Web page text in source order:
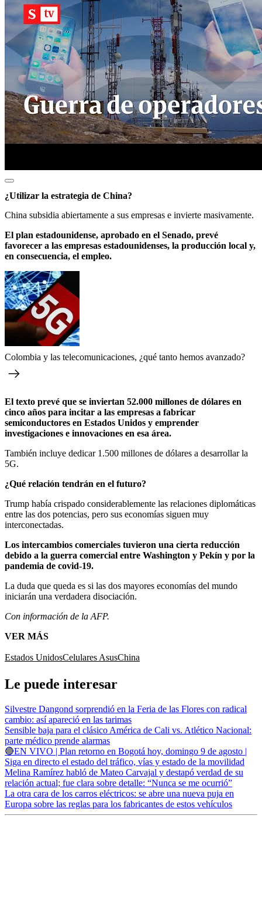
¿Utilizar la estrategia de China?
China subsidia abiertamente a sus empresas e invierte masivamente.
El plan estadounidense, aprobado en el Senado, prevé
favorecer a las empresas estadounidenses, la producción local y,
en consecuencia, el empleo.
Colombia y las telecomunicaciones, ¿qué tanto hemos avanzado?
El texto prevé que se inviertan 52.000 millones de dólares en
cinco años para incitar a las empresas a fabricar
semiconductores en Estados Unidos y emprender
investigaciones e innovaciones en esa área.
También incluye dedicar 1.500 millones de dólares a desarrollar la
5G.
¿Qué relación tendrán en el futuro?
Trump había crispado considerablemente las relaciones diplomáticas
entre las dos potencias, pero sus economías siguen muy
interconectadas.
Los intercambios comerciales tuvieron una cierta reducción
debido a la guerra comercial entre Washington y Pekín y por la
pandemia de covid-19.
La duda que queda es si las dos mayores economías del mundo
iniciarán una verdadera disociación.
Con información de la AFP.
VER MÁS
Estados UnidosCelulares AsusChina
Le puede interesar
Silvestre Dangond sorprendió en la Feria de las Flores con radical
cambio: así apareció en las tarimas
Sensible baja para el clásico América de Cali vs. Atlético Nacional:
parte médico prende alarmas
🔴EN VIVO | Plan retorno en Bogotá hoy, domingo 9 de agosto |
Siga en directo el estado del tráfico, vías y estado de la movilidad
Melina Ramírez habló de Mateo Carvajal y destapó verdad de su
relación actual; fue clara sobre detalle: “Nunca se me ocurrió”
La otra cara de los carros eléctricos: se abre una nueva puja en
Europa sobre las reglas para los fabricantes de estos vehículos